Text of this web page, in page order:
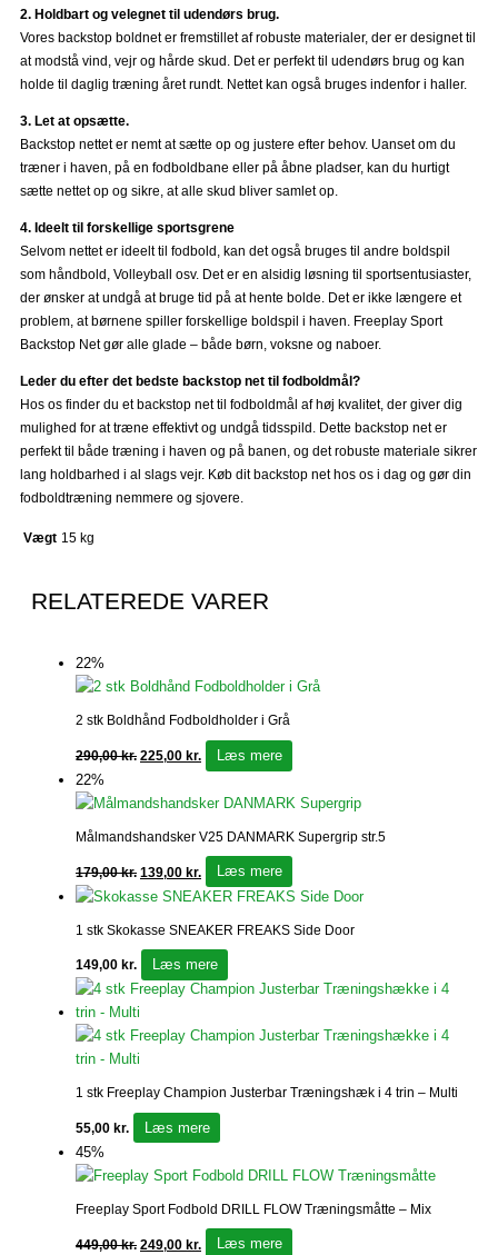
2. Holdbart og velegnet til udendørs brug.
Vores backstop boldnet er fremstillet af robuste materialer, der er designet til
at modstå vind, vejr og hårde skud. Det er perfekt til udendørs brug og kan
holde til daglig træning året rundt. Nettet kan også bruges indenfor i haller.
3. Let at opsætte.
Backstop nettet er nemt at sætte op og justere efter behov. Uanset om du
træner i haven, på en fodboldbane eller på åbne pladser, kan du hurtigt
sætte nettet op og sikre, at alle skud bliver samlet op.
4. Ideelt til forskellige sportsgrene
Selvom nettet er ideelt til fodbold, kan det også bruges til andre boldspil
som håndbold, Volleyball osv. Det er en alsidig løsning til sportsentusiaster,
der ønsker at undgå at bruge tid på at hente bolde. Det er ikke længere et
problem, at børnene spiller forskellige boldspil i haven. Freeplay Sport
Backstop Net gør alle glade – både børn, voksne og naboer.
Leder du efter det bedste backstop net til fodboldmål?
Hos os finder du et backstop net til fodboldmål af høj kvalitet, der giver dig
mulighed for at træne effektivt og undgå tidsspild. Dette backstop net er
perfekt til både træning i haven og på banen, og det robuste materiale sikrer
lang holdbarhed i al slags vejr. Køb dit backstop net hos os i dag og gør din
fodboldtræning nemmere og sjovere.
Vægt 15 kg
RELATEREDE VARER
22%
2 stk Boldhånd Fodboldholder i Grå
290,00kr.
pris
var:
225,00 kr.
pris
er:
225,00 kr..
Læs mere
22%
Målmandshandsker V25 DANMARK Supergrip str.5
179,00kr.
pris
var:
139,00 kr.
pris
er:
139,00 kr..
Læs mere
1 stk Skokasse SNEAKER FREAKS Side Door
149,00 kr. Læs mere
1 stk Freeplay Champion Justerbar Træningshæk i 4 trin – Multi
55,00 kr.
Læs mere
45%
Freeplay Sport Fodbold DRILL FLOW Træningsmåtte – Mix
449,00kr.
pris
var:
249,00 kr.
pris
er:
249,00 kr..
Læs mere
pris
var:
pris
er:
549,00 kr..
pris
var:
pris
er:
149,00 kr..
pris
var:
pris
er:
129,00 kr..
pris
var:
pris
er:
109,00 kr..
pris
var:
pris
er:
395,00 kr..